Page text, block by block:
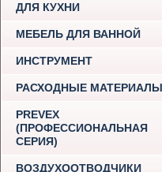
ДЛЯ КУХНИ
МЕБЕЛЬ ДЛЯ ВАННОЙ
ИНСТРУМЕНТ
РАСХОДНЫЕ МАТЕРИАЛЫ
PREVEX
(ПРОФЕССИОНАЛЬНАЯ
СЕРИЯ)
ВОЗДУХООТВОДЧИКИ